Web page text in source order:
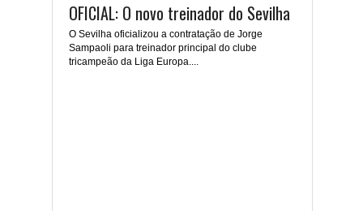
OFICIAL: O novo treinador do Sevilha
O Sevilha oficializou a contratação de Jorge
Sampaoli para treinador principal do clube
tricampeão da Liga Europa....